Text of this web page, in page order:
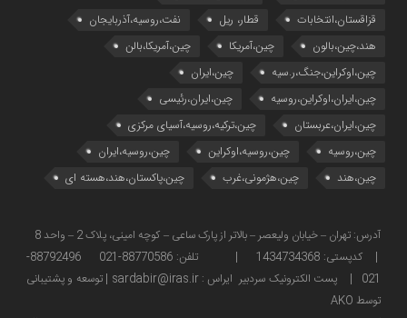
قزاقستان،انتخابات
قطار، ریل
نفت،روسیه،آذربایجان
هند،چین،بالون
چین،آمریکا
چین،آمریکا،بالن
چین،اوکراین،جنگ،ر.سیه
چین،ایران
چین،ایران،اوکراین،روسیه
چین،ایران،رئیسی
چین،ایران،عربستان
چین،ترکیه،روسیه،آسیای مرکزی
چین،روسیه
چین،روسیه،اوکراین
چین،روسیه،ایران
چین،هند
چین،هژمونی،غرب چین،پاکستان،هند،هسته ای
| کدپستی: 1434734368 | تلفن: 88770586-021 88792496-
021 | پست الکترونیک سردبیر ایراس : sardabir@iras.ir |
توسعه و پشتیبانی
توسط AKO